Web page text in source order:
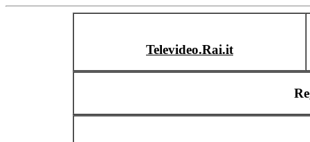
Televideo.Rai.it